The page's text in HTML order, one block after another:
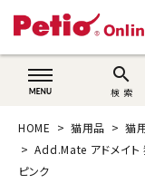
search
検 索
猫用品
HOME 猫用品
猫
Add.Mate アドメイ
ピンク